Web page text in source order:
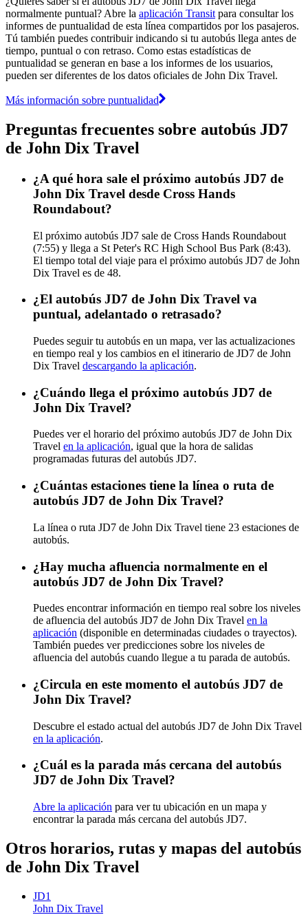
normalmente puntual? Abre la aplicación Transit para consultar los
informes de puntualidad de esta línea compartidos por los pasajeros.
Tú también puedes contribuir indicando si tu autobús llega antes de
tiempo, puntual o con retraso. Como estas estadísticas de
puntualidad se generan en base a los informes de los usuarios,
pueden ser diferentes de los datos oficiales de John Dix Travel.
Más información sobre puntualidad
Preguntas frecuentes sobre autobús JD7
de John Dix Travel
¿A qué hora sale el próximo autobús JD7 de
John Dix Travel desde Cross Hands
Roundabout?
El próximo autobús JD7 sale de Cross Hands Roundabout
(7:55) y llega a St Peter's RC High School Bus Park (8:43).
El tiempo total del viaje para el próximo autobús JD7 de John
Dix Travel es de 48.
¿El autobús JD7 de John Dix Travel va
puntual, adelantado o retrasado?
Puedes seguir tu autobús en un mapa, ver las actualizaciones
en tiempo real y los cambios en el itinerario de JD7 de John
Dix Travel descargando la aplicación.
¿Cuándo llega el próximo autobús JD7 de
John Dix Travel?
Puedes ver el horario del próximo autobús JD7 de John Dix
Travel en la aplicación, igual que la hora de salidas
programadas futuras del autobús JD7.
¿Cuántas estaciones tiene la línea o ruta de
autobús JD7 de John Dix Travel?
La línea o ruta JD7 de John Dix Travel tiene 23 estaciones de
autobús.
¿Hay mucha afluencia normalmente en el
autobús JD7 de John Dix Travel?
Puedes encontrar información en tiempo real sobre los niveles
de afluencia del autobús JD7 de John Dix Travel en la
aplicación (disponible en determinadas ciudades o trayectos).
También puedes ver predicciones sobre los niveles de
afluencia del autobús cuando llegue a tu parada de autobús.
¿Circula en este momento el autobús JD7 de
John Dix Travel?
Descubre el estado actual del autobús JD7 de John Dix Travel
en la aplicación.
¿Cuál es la parada más cercana del autobús
JD7 de John Dix Travel?
Abre la aplicación para ver tu ubicación en un mapa y
encontrar la parada más cercana del autobús JD7.
Otros horarios, rutas y mapas del autobús
de John Dix Travel
JD1
John Dix Travel